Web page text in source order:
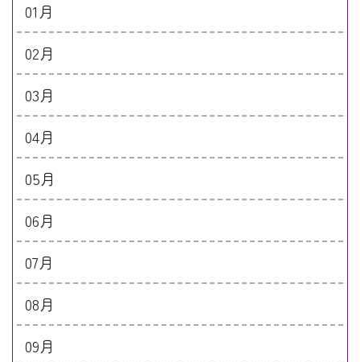
01月
02月
03月
04月
05月
06月
07月
08月
09月